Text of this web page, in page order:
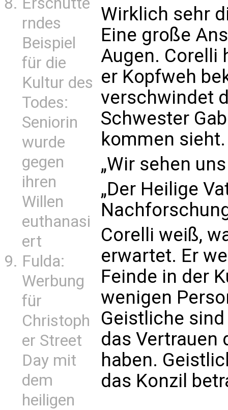
rndes
Beispiel
für die
Kultur des
Todes:
Seniorin
wurde
gegen
ihren
Willen
euthanasi
ert
Fulda:
Werbung
für
Christoph
er Street
Day mit
dem
heiligen
Wirklich sehr
Eine große
Augen. Corelli
er Kopfweh
verschwindet
Schwester
kommen sieht.
„Wir sehen
„Der Heilige
Corelli weiß,
erwartet. Er
Feinde in der
wenigen
Geistliche
das Vertrauen
haben.
das Konzil